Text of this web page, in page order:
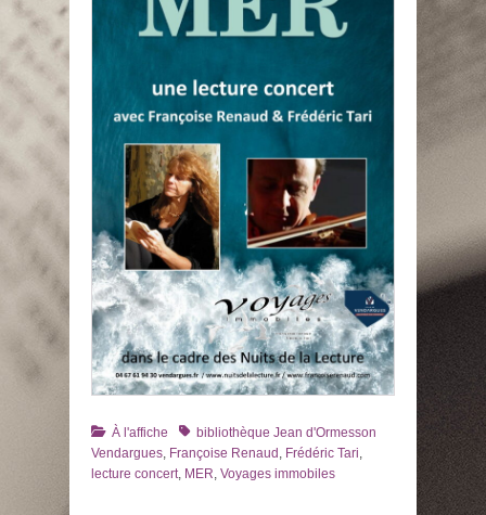
Catégories
À l'affiche Tagsbibliothèque Jean d'Ormesson
Vendargues Françoise Renaud Frédéric Tari
lecture concert MER Voyages immobiles